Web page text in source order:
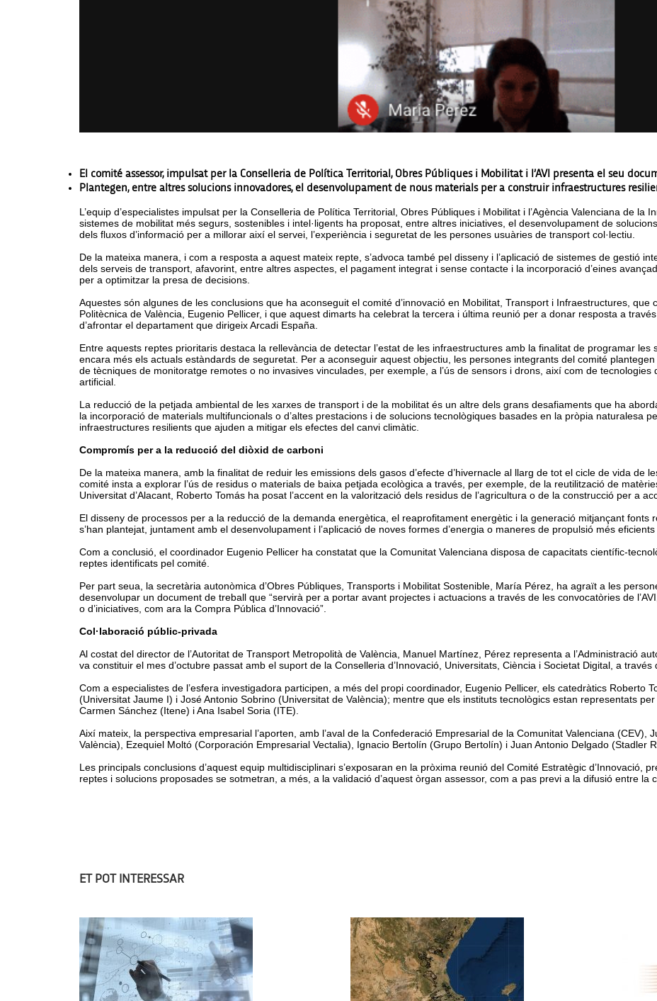
El comité assessor, impulsat per la Conselleria de Política Territorial, Obres Públiques i Mobilitat i l’AVI presenta el seu
Plantegen, entre altres solucions innovadores, el desenvolupament de nous materials per a construir infraestructures
L’equip d’especialistes impulsat per la Conselleria de Política Territorial, Obres Públiques i Mobilitat i l’Agència Valenciana de la
sistemes de mobilitat més segurs, sostenibles i intel·ligents ha proposat, entre altres iniciatives, el desenvolupament de
dels fluxos d’informació per a millorar així el servei, l’experiència i seguretat de les persones usuàries de transport col·lectiu.
De la mateixa manera, i com a resposta a aquest mateix repte, s’advoca també pel disseny i l’aplicació de sistemes de gestió
dels serveis de transport, afavorint, entre altres aspectes, el pagament integrat i sense contacte i la incorporació d’eines
per a optimitzar la presa de decisions.
Aquestes són algunes de les conclusions que ha aconseguit el comité d’innovació en Mobilitat, Transport i Infraestructures, que
Politècnica de València, Eugenio Pellicer, i que aquest dimarts ha celebrat la tercera i última reunió per a donar resposta a
d’afrontar el departament que dirigeix Arcadi España.
Entre aquests reptes prioritaris destaca la rellevància de detectar l’estat de les infraestructures amb la finalitat de programar
encara més els actuals estàndards de seguretat. Per a aconseguir aquest objectiu, les persones integrants del comité
de tècniques de monitoratge remotes o no invasives vinculades, per exemple, a l’ús de sensors i drons, així com de
artificial.
La reducció de la petjada ambiental de les xarxes de transport i de la mobilitat és un altre dels grans desafiaments que ha
la incorporació de materials multifuncionals o d’altes prestacions i de solucions tecnològiques basades en la pròpia naturalesa
infraestructures resilients que ajuden a mitigar els efectes del canvi climàtic.
Compromís per a la reducció del diòxid de carboni
De la mateixa manera, amb la finalitat de reduir les emissions dels gasos d’efecte d’hivernacle al llarg de tot el cicle de vida de
comité insta a explorar l’ús de residus o materials de baixa petjada ecològica a través, per exemple, de la reutilització de
Universitat d’Alacant, Roberto Tomás ha posat l’accent en la valorització dels residus de l’agricultura o de la construcció per a
El disseny de processos per a la reducció de la demanda energètica, el reaprofitament energètic i la generació mitjançant fonts
s’han plantejat, juntament amb el desenvolupament i l’aplicació de noves formes d’energia o maneres de propulsió més
Com a conclusió, el coordinador Eugenio Pellicer ha constatat que la Comunitat Valenciana disposa de capacitats científic-
reptes identificats pel comité.
Per part seua, la secretària autonòmica d’Obres Públiques, Transports i Mobilitat Sostenible, María Pérez, ha agraït a les
desenvolupar un document de treball que “servirà per a portar avant projectes i actuacions a través de les convocatòries de
o d’iniciatives, com ara la Compra Pública d’Innovació”.
Col·laboració públic-privada
Al costat del director de l’Autoritat de Transport Metropolità de València, Manuel Martínez, Pérez representa a l’Administració
va constituir el mes d’octubre passat amb el suport de la Conselleria d’Innovació, Universitats, Ciència i Societat Digital, a través
Com a especialistes de l’esfera investigadora participen, a més del propi coordinador, Eugenio Pellicer, els catedràtics Roberto
(Universitat Jaume I) i José Antonio Sobrino (Universitat de València); mentre que els instituts tecnològics estan representats
Carmen Sánchez (Itene) i Ana Isabel Soria (ITE).
Així mateix, la perspectiva empresarial l’aporten, amb l’aval de la Confederació Empresarial de la Comunitat Valenciana (CEV),
València), Ezequiel Moltó (Corporación Empresarial Vectalia), Ignacio Bertolín (Grupo Bertolín) i Juan Antonio Delgado (Stadler
Les principals conclusions d’aquest equip multidisciplinari s’exposaran en la pròxima reunió del Comité Estratègic d’Innovació,
reptes i solucions proposades se sotmetran, a més, a la validació d’aquest òrgan assessor, com a pas previ a la difusió entre la
ET POT INTERESSAR